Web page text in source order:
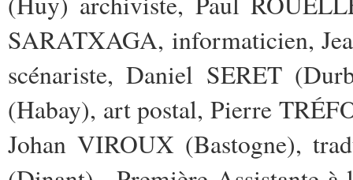
SARATXAGA, informaticien,
scénariste, Daniel SERET
(Habay), art postal, Pierre
Johan VIROUX (Bastogne),